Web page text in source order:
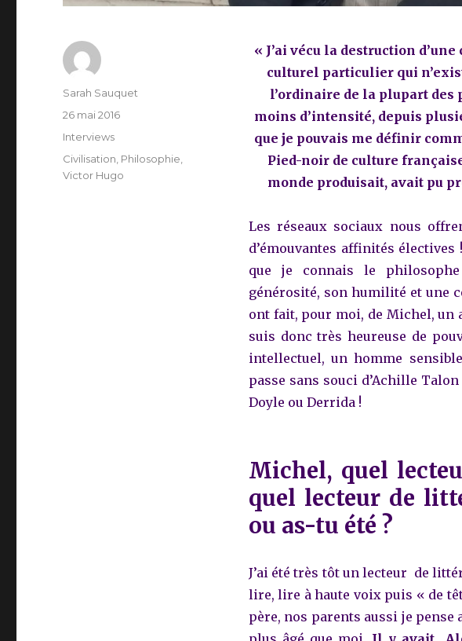
« J’ai vécu la destruction
culturel particulier qui
l’ordinaire de la plupart des
moins d’intensité, depuis
que je pouvais me définir
Pied-noir de culture
monde produisait, avait pu
Les réseaux sociaux nous
d’émouvantes affinités
que je connais le
générosité, son humilité et une
ont fait, pour moi, de Michel, un
suis donc très heureuse de
intellectuel, un homme
passe sans souci d’Achille
Doyle ou Derrida !
Michel, quel
quel lecteur de
ou as-tu été ?
J’ai été très tôt un lecteur de
lire, lire à haute voix puis « de
père, nos parents aussi je pense
Auteur
Sarah Sauquet
Publié
26 mai 2016
Catégories
Interviews
Étiquettes
Civilisation Philosophie
Victor Hugo